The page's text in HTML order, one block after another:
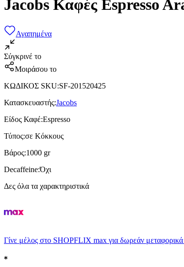
Jacobs Καφές Espresso
Αγαπημένα
Σύγκρινέ το
Μοιράσου το
ΚΩΔΙΚΟΣ SKU:SF-201520425
Κατασκευαστής:Jacobs
Είδος Καφέ:Espresso
Τύπος:σε Κόκκους
Βάρος:1000 gr
Decaffeine:Όχι
Δες όλα τα χαρακτηριστικά
Γίνε μέλος στο SHOPFLIX max για δωρεάν μεταφορικά